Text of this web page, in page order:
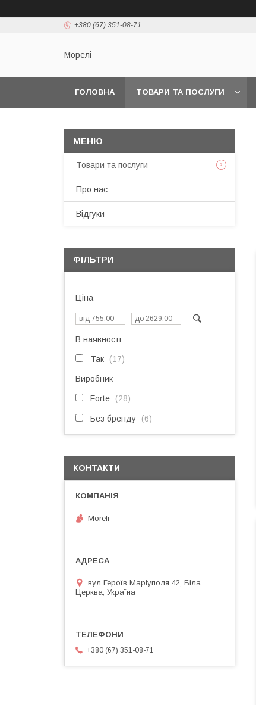
+380 (67) 351-08-71
Морелі
ГОЛОВНА ТОВАРИ ТА ПОСЛУГИ
Товари та послуги
Про нас
Відгуки
ФІЛЬТРИ
Ціна
В наявності
Так 17
Виробник
Forte 28
Без бренду 6
КОНТАКТИ
Moreli
вул Героїв Маріуполя 42, Біла
Церква, Україна
+380 (67) 351-08-71